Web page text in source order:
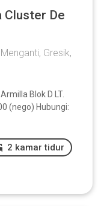
Cluster De
Gresik,
Blok D LT.
(nego) Hubungi:
2 kamar tidur